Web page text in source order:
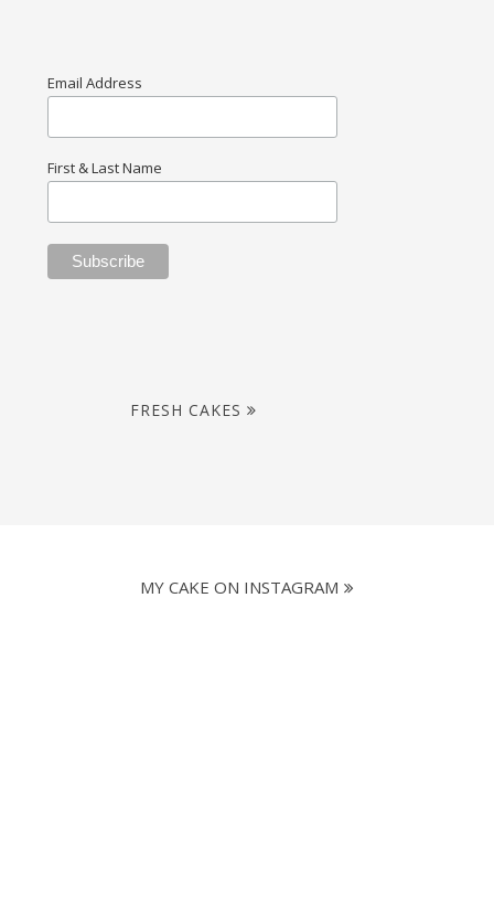
Email Address
First & Last Name
FRESH CAKES
MY CAKE ON INSTAGRAM